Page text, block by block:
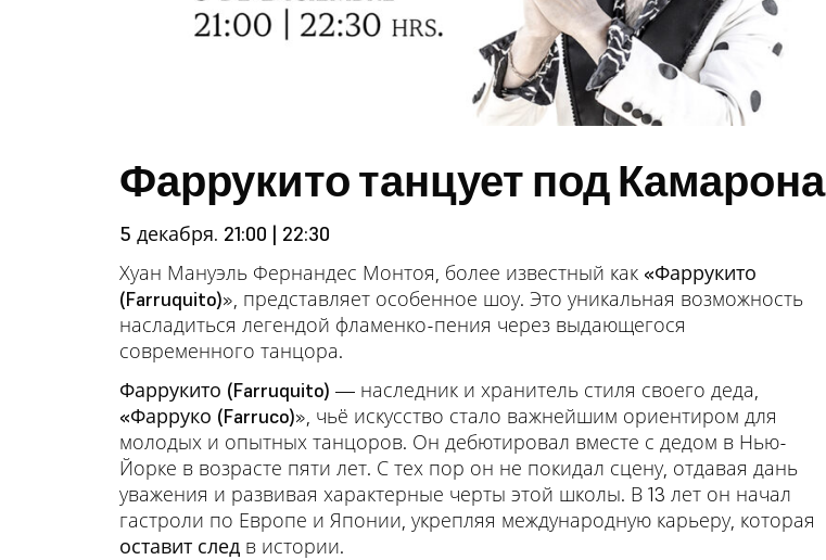
Фаррукито танцует под Камарона
5 декабря. 21:00 | 22:30
Хуан Мануэль Фернандес Монтоя, более известный как «Фаррукито
(Farruquito)», представляет особенное шоу. Это уникальная возможность
насладиться легендой фламенко-пения через выдающегося
современного танцора.
Фаррукито (Farruquito) — наследник и хранитель стиля своего деда,
«Фарруко (Farruco)», чьё искусство стало важнейшим ориентиром для
молодых и опытных танцоров. Он дебютировал вместе с дедом в Нью-
Йорке в возрасте пяти лет. С тех пор он не покидал сцену, отдавая дань
уважения и развивая характерные черты этой школы. В 13 лет он начал
гастроли по Европе и Японии, укрепляя международную карьеру, которая
оставит следв истории.